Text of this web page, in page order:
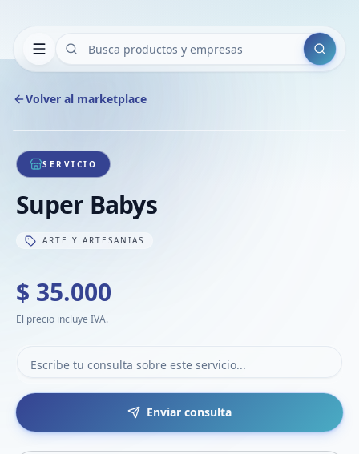
Buscar
Volver al marketplace
1/1
SERVICIO
Super Babys
ARTE Y ARTESANIAS
$ 35.000
El precio incluye IVA.
Enviar consulta